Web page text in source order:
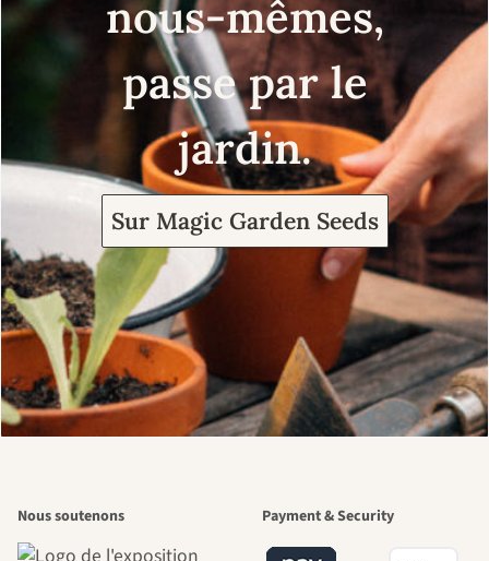
nous-mêmes,
passe par le
jardin.
Sur Magic Garden Seeds
Nous soutenons Payment & Security